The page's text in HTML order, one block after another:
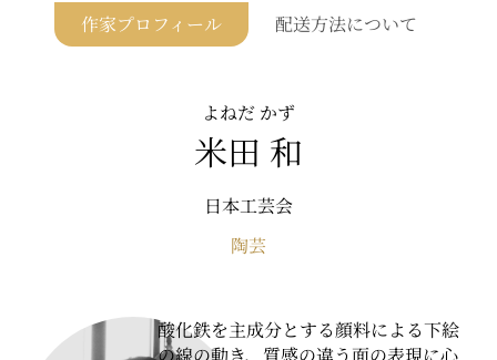
作家プロフィール 配送方法について
よねだ かず
米田 和
日本工芸会
陶芸
酸化鉄を主成分とする顔料による下絵